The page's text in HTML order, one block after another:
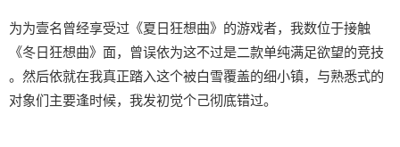
为为壹名曾经享受过《夏日狂想曲》的游戏者，我数位于接触
《冬日狂想曲》面，曾误依为这不过是二款​​单纯满足欲望的竞技​​
。然后依就在我真正踏入这个被白雪覆盖的细小镇，与熟悉式的
对象们主要逢时候，我发初觉个己彻底错过。